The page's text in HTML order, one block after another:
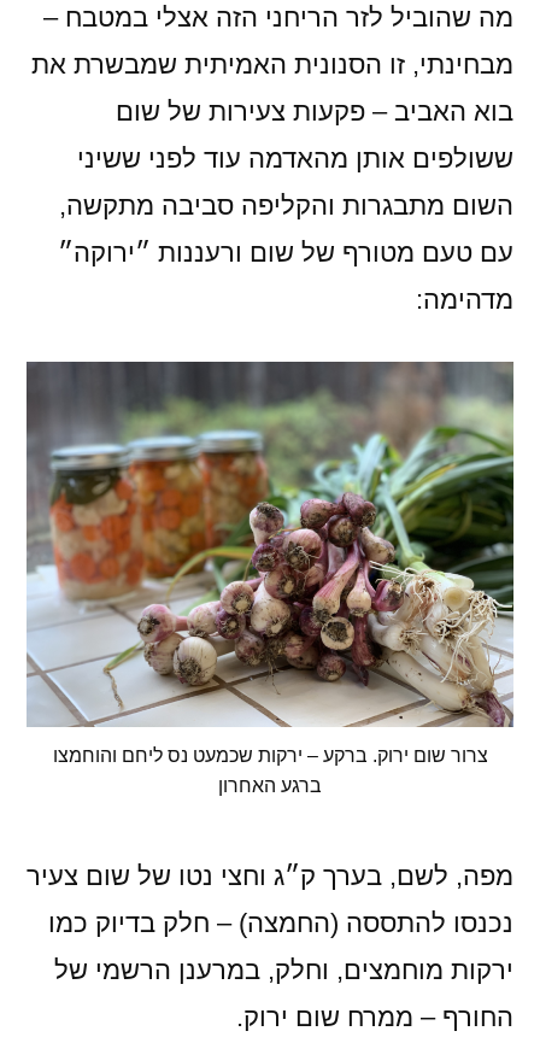
מה שהוביל לזר הריחני הזה אצלי במטבח –
מבחינתי, זו הסנונית האמיתית שמבשרת את
בוא האביב – פקעות צעירות של שום
ששולפים אותן מהאדמה עוד לפני ששיני
השום מתבגרות והקליפה סביבה מתקשה,
עם טעם מטורף של שום ורעננות ״ירוקה״
מדהימה:
צרור שום ירוק. ברקע – ירקות שכמעט נס ליחם והוחמצו
ברגע האחרון
מפה, לשם, בערך ק״ג וחצי נטו של שום צעיר
נכנסו להתססה (החמצה) – חלק בדיוק כמו
ירקות מוחמצים, וחלק, במרענן הרשמי של
החורף – ממרח שום ירוק.